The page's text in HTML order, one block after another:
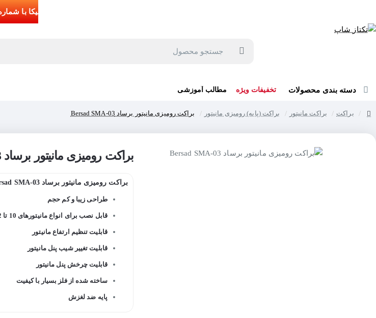
دسته بندی محصولات تخفیفات ویژه مطالب آموزشی
براکت براکت مانیتور براکت (پایه) رومیزی مانیتور براکت رومیزی مانیتور برساد Bersad SMA-03
براکت رومیزی مانیتور برساد Bersad SMA-03
براکت رومیزی مانیتور برساد Bersad SMA-03
طراحی زیبا و کم حجم
قابل نصب برای انواع مانیتورهای 10 تا 32 اینچ
قابلیت تنظیم ارتفاع مانیتور
قابلیت تغییر شیب پنل مانیتور
قابلیت چرخش پنل مانیتور
ساخته شده از فلز بسیار با کیفیت
پایه ضد لغزش